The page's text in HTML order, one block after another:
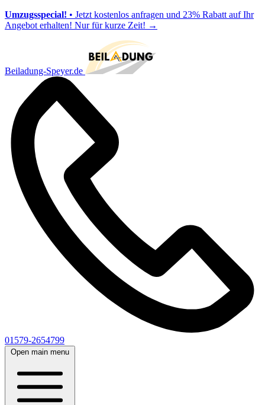
Umzugsspecial! • Jetzt kostenlos anfragen und 23% Rabatt auf Ihr
Angebot erhalten! Nur für kurze Zeit! →
Beiladung-Speyer.de
01579-2654799
Open main menu